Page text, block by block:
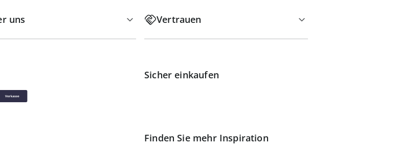
uns Vertrauen
Sicher einkaufen
Finden Sie mehr Inspiration